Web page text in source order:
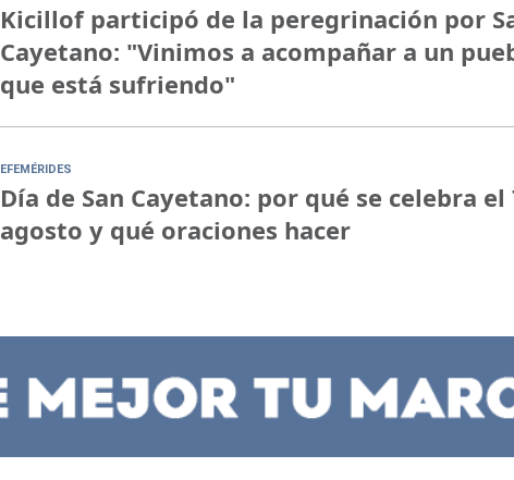
Kicillof participó de la peregrinación por
Cayetano: "Vinimos a acompañar a un
que está sufriendo"
EFEMÉRIDES
Día de San Cayetano: por qué se celebra el
agosto y qué oraciones hacer